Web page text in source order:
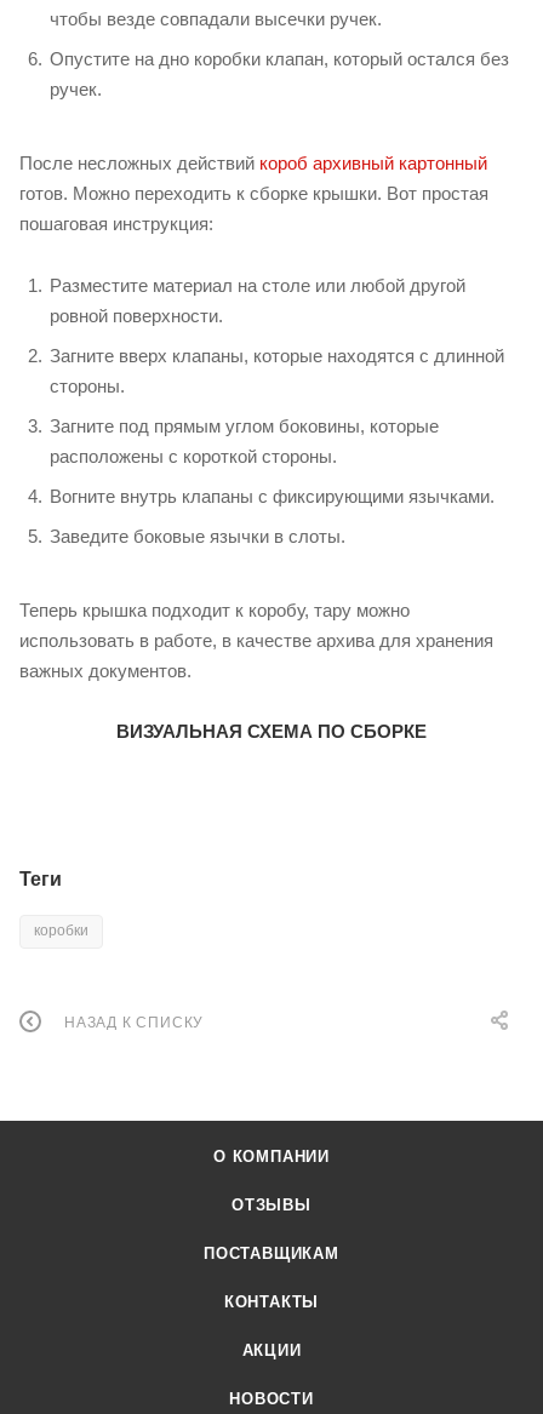
чтобы везде совпадали высечки ручек.
Опустите на дно коробки клапан, который остался без
ручек.
После несложных действий короб архивный картонный
готов. Можно переходить к сборке крышки. Вот простая
пошаговая инструкция:
Разместите материал на столе или любой другой
ровной поверхности.
Загните вверх клапаны, которые находятся с длинной
стороны.
Загните под прямым углом боковины, которые
расположены с короткой стороны.
Вогните внутрь клапаны с фиксирующими язычками.
Заведите боковые язычки в слоты.
Теперь крышка подходит к коробу, тару можно
использовать в работе, в качестве архива для хранения
важных документов.
ВИЗУАЛЬНАЯ СХЕМА ПО СБОРКЕ
Теги
коробки
НАЗАД К СПИСКУ
О КОМПАНИИ
ОТЗЫВЫ
ПОСТАВЩИКАМ
КОНТАКТЫ
АКЦИИ
НОВОСТИ